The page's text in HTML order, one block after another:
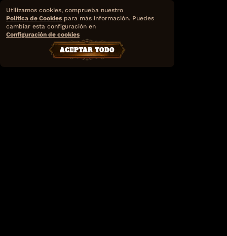
Utilizamos cookies, comprueba nuestro
Política de Cookies para más información. Puedes
cambiar esta configuración en
Configuración de cookies
ACEPTAR TODO